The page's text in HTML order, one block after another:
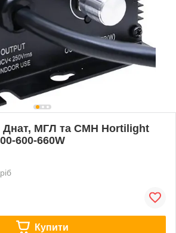
МГЛ та CMH Hortilight
600-660W
Купити